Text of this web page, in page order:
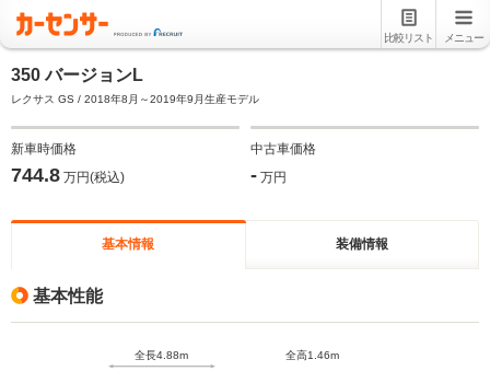
比較リスト メニュー
350 バージョンL
レクサス GS / 2018年8月～2019年9月生産モデル
新車時価格
744.8 万円(税込)
中古車価格
- 万円
基本情報 装備情報
基本性能
全長4.88m 全高1.46m